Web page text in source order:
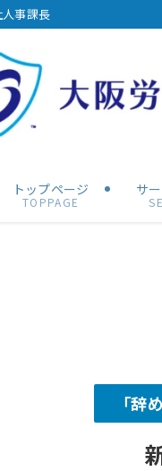
事課長
トップページ
TOPPAGE
サ
「辞